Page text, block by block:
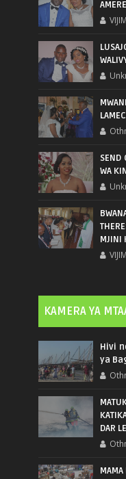
SEND
WA
MJINI
KAMERA YA
Hivi
ya
DAR